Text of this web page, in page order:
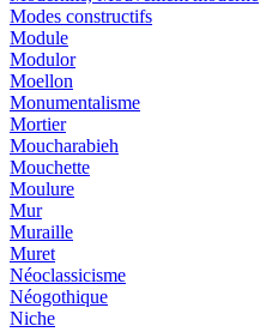
Modes constructifs
Module
Modulor
Moellon
Monumentalisme
Mortier
Moucharabieh
Mouchette
Moulure
Mur
Muraille
Muret
Néoclassicisme
Néogothique
Niche